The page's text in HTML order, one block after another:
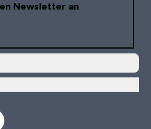
Newsletter an